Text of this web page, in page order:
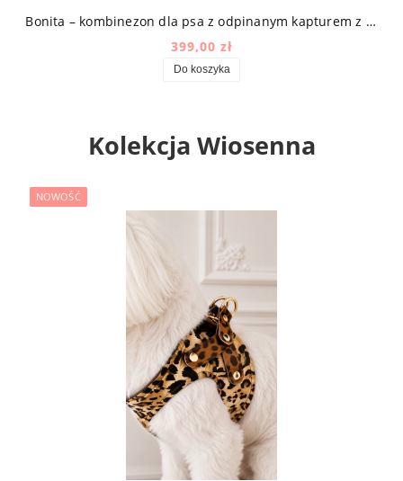
Bonita – kombinezon dla psa z odpinanym kapturem z mikrofazy high-tech z futerkiem w kolorze beżowym
399,00 zł
Do koszyka
Kolekcja Wiosenna
NOWOŚĆ